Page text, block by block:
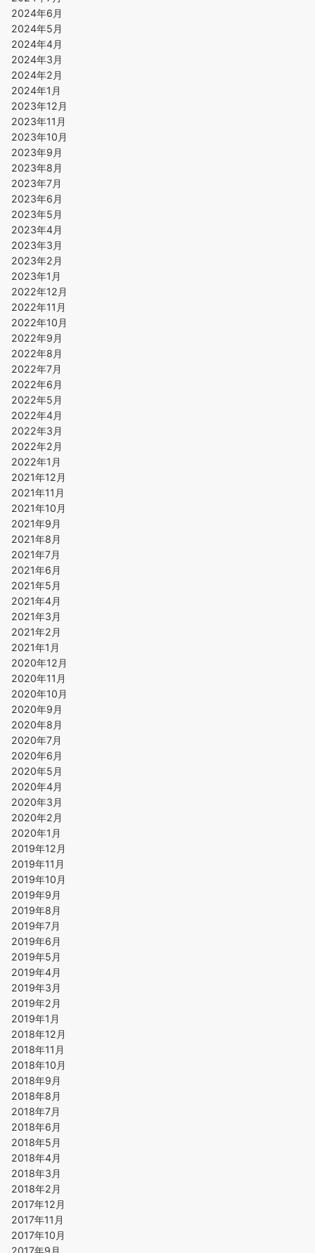
2024年6月
2024年5月
2024年4月
2024年3月
2024年2月
2024年1月
2023年12月
2023年11月
2023年10月
2023年9月
2023年8月
2023年7月
2023年6月
2023年5月
2023年4月
2023年3月
2023年2月
2023年1月
2022年12月
2022年11月
2022年10月
2022年9月
2022年8月
2022年7月
2022年6月
2022年5月
2022年4月
2022年3月
2022年2月
2022年1月
2021年12月
2021年11月
2021年10月
2021年9月
2021年8月
2021年7月
2021年6月
2021年5月
2021年4月
2021年3月
2021年2月
2021年1月
2020年12月
2020年11月
2020年10月
2020年9月
2020年8月
2020年7月
2020年6月
2020年5月
2020年4月
2020年3月
2020年2月
2020年1月
2019年12月
2019年11月
2019年10月
2019年9月
2019年8月
2019年7月
2019年6月
2019年5月
2019年4月
2019年3月
2019年2月
2019年1月
2018年12月
2018年11月
2018年10月
2018年9月
2018年8月
2018年7月
2018年6月
2018年5月
2018年4月
2018年3月
2018年2月
2017年12月
2017年11月
2017年10月